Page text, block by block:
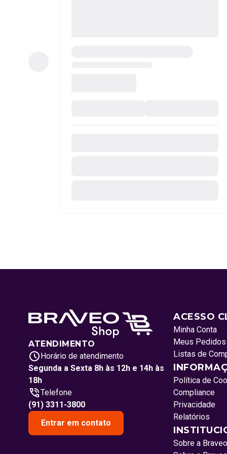
ATENDIMENTO
Horário de atendimento
Segunda a Sexta 8h às 12h e 14h às
18h
Telefone
(91) 3311-3800
Entrar em contato
ACESSO
Minha Conta
Meus Pedidos
Listas de
Política de
Compliance
Privacidade
Relatórios
Sobre a